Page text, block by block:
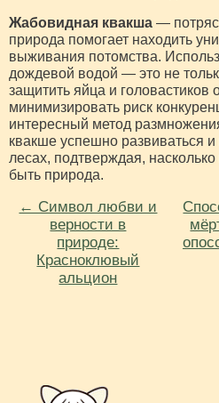
Жабовидная квакша —
природа помогает находить
выживания потомства.
дождевой водой — это не
защитить яйца и головастиков
минимизировать риск
интересный метод
квакше успешно развиваться
лесах, подтверждая,
быть природа.
← Символ любви и
верности в
природе:
Красноклювый
альцион